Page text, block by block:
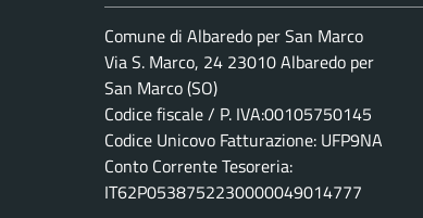
Comune di Albaredo per San Marco
Via S. Marco, 24 23010 Albaredo per
San Marco (SO)
Codice fiscale / P. IVA:00105750145
Codice Unicovo Fatturazione: UFP9NA
Conto Corrente Tesoreria:
IT62P0538752230000049014777